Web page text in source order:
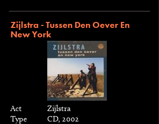
Zijlstra - Tussen Den Oever En
New York
Act
Zijlstra
Type
CD, 2002